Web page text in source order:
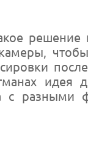
решение
идея
с разными